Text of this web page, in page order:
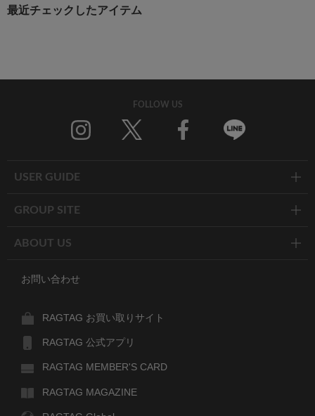
最近チェックしたアイテム
FOLLOW US
USER GUIDE
GROUP SITE
ABOUT US
お問い合わせ
RAGTAG お買い取りサイト
RAGTAG 公式アプリ
RAGTAG MEMBER'S CARD
RAGTAG MAGAZINE